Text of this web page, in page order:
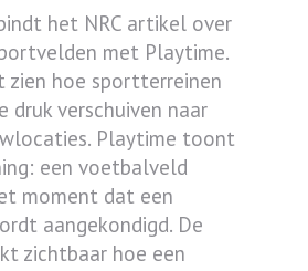
het NRC artikel over
met Playtime.
hoe sportterreinen
druk verschuiven naar
Playtime toont
een voetbalveld
moment dat een
aangekondigd. De
zichtbaar hoe een